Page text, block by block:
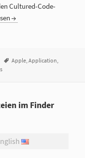
Cultured-Code-
Echt gut!
Tags
Apple ,Application
im Finder